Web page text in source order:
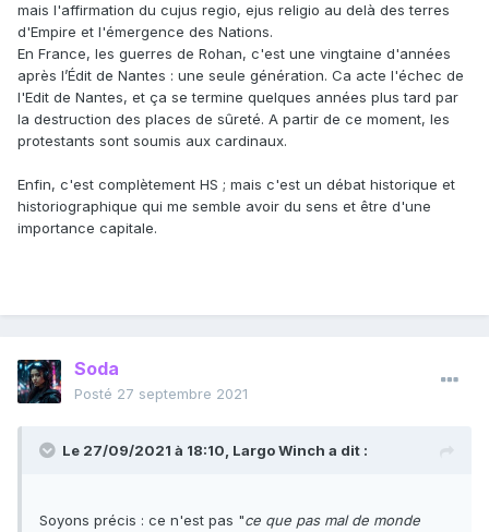
mais l'affirmation du cujus regio, ejus religio au delà des terres
d'Empire et l'émergence des Nations.
En France, les guerres de Rohan, c'est une vingtaine d'années
après l’Édit de Nantes : une seule génération. Ca acte l'échec de
l'Edit de Nantes, et ça se termine quelques années plus tard par
la destruction des places de sûreté. A partir de ce moment, les
protestants sont soumis aux cardinaux.
Enfin, c'est complètement HS ; mais c'est un débat historique et
historiographique qui me semble avoir du sens et être d'une
importance capitale.
Soda
Posté 27 septembre 2021
Le 27/09/2021 à 18:10, Largo Winch a dit :
Soyons précis : ce n'est pas "ce que pas mal de monde